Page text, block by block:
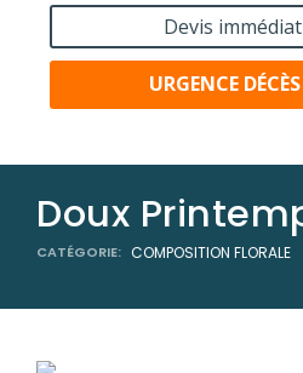
Devis
URGENCE DÉCÈS
ORGANISER DES
Doux
CATÉGORIE: COMPOSITION FLORALE